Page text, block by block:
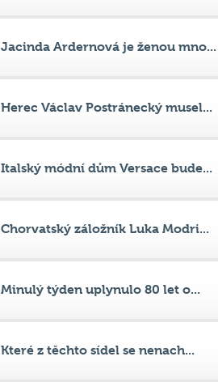
Jacinda Ardernová je ženou mno...
Herec Václav Postránecký musel...
Italský módní dům Versace bude...
Chorvatský záložník Luka Modri...
Minulý týden uplynulo 80 let o...
Které z těchto sídel se nenach...